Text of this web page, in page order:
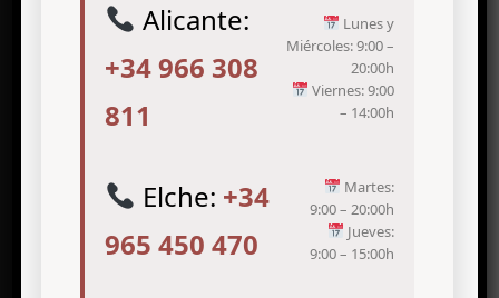
Tratamientos de medicina estética
TRATAMIENTO DE ARRUGAS
DEPILACIÓN LASER EN ELCHE Y
Alicante:
+34 966 308
811
Lunes y
Miércoles: 9:00 –
20:00h
Viernes: 9:00
– 14:00h
Elche: +34
965 450 470
Martes:
9:00 – 20:00h
Jueves:
9:00 – 15:00h